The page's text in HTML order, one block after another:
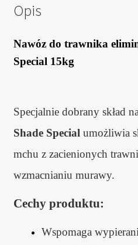
Opis
Nawóz do trawnika
Special 15kg
Specjalnie dobrany skład
Shade Specialumożliwia
mchu z zacienionych
wzmacnianiu murawy.
Cechy produktu:
Wspomaga